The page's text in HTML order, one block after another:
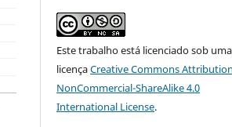
Este trabalho está licenciado sob uma
licençaCreative Commons
NonCommercial-ShareAlike 4.0
International License.